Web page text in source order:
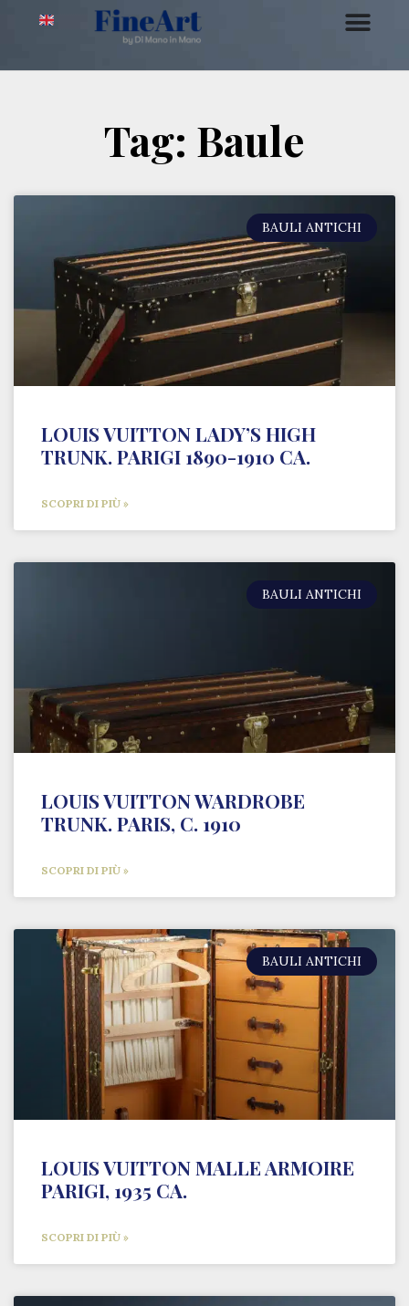
Tag: Baule
BAULI ANTICHI
LOUIS VUITTON LADY’S HIGH
TRUNK. PARIGI 1890-1910 CA.
SCOPRI DI PIÙ »
BAULI ANTICHI
LOUIS VUITTON WARDROBE
TRUNK. PARIS, C. 1910
SCOPRI DI PIÙ »
BAULI ANTICHI
LOUIS VUITTON MALLE ARMOIRE
PARIGI, 1935 CA.
SCOPRI DI PIÙ »